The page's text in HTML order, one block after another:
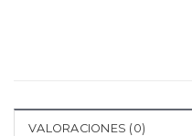
VALORACIONES (0)